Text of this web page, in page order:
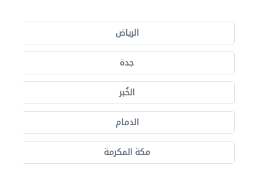
الرياض
جدة
الخُبر
الدمام
مكة المكرمة